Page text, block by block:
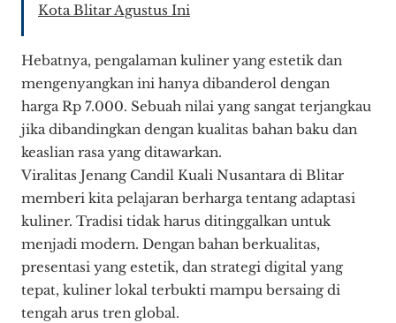
Kota Blitar Agustus Ini
Hebatnya, pengalaman kuliner yang estetik dan
mengenyangkan ini hanya dibanderol dengan
hargaRp 7.000. Sebuah nilai yang sangat terjangkau
jika dibandingkan dengan kualitas bahan baku dan
keaslian rasa yang ditawarkan.
Viralitas Jenang Candil Kuali Nusantara di Blitar
memberi kita pelajaran berharga tentang adaptasi
kuliner. Tradisi tidak harus ditinggalkan untuk
menjadi modern. Dengan bahan berkualitas,
presentasi yang estetik, dan strategi digital yang
tepat, kuliner lokal terbukti mampu bersaing di
tengah arus tren global.